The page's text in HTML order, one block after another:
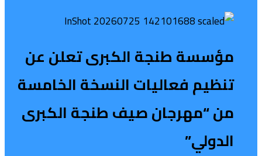
مؤسسة طنجة الكبرى تعلن عن
تنظيم فعاليات النسخة الخامسة
من “مهرجان صيف طنجة الكبرى
الدولي”